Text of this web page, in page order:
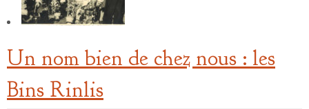
Un nom bien de chez nous : les
Bins Rinlis